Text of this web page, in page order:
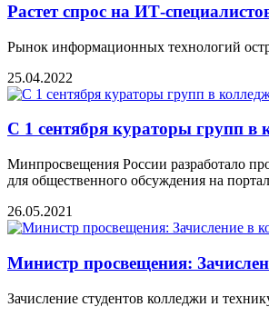
Растет спрос на ИТ-
Рынок информационных технологий
25.04.2022
С 1 сентября кураторы групп в
Минпросвещения России разработало
для общественного обсуждения на
26.05.2021
Министр просвещения:
Зачисление студентов колледжи и